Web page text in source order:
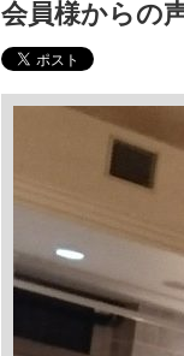
会員様からの